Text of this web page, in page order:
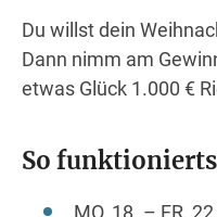
Du willst dein
Dann nimm am
etwas Glück 1.000 €
So funktionierts
MO, 18. – FR,